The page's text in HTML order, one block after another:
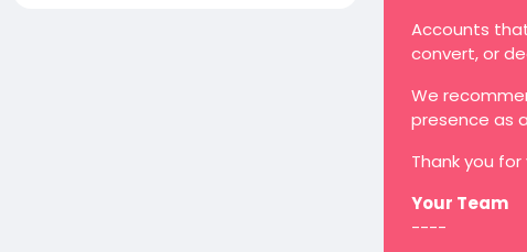
Accounts
convert, or
We
presence as
Thank you
Your Team
----